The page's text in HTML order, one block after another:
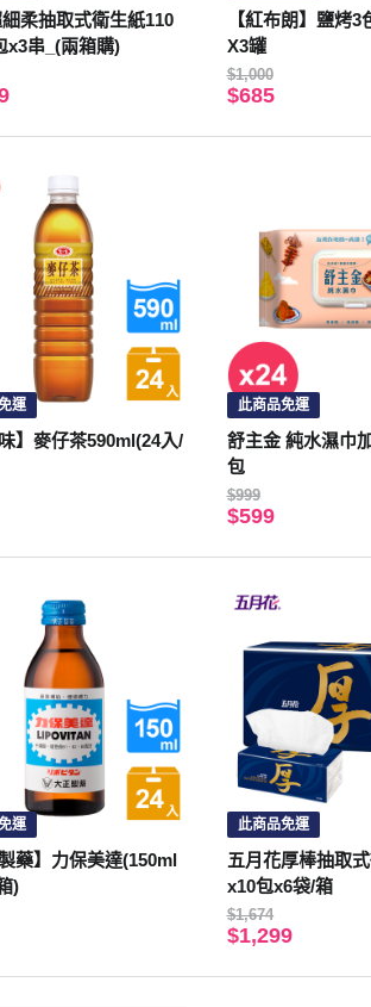
柔抽取式衛生紙110
x3串_(兩箱購)
【紅布朗】鹽烤3
X3罐
$1,000
$685
運
味】麥仔茶590ml(24入/
此商品免運
舒主金 純水濕巾
包
$999
$599
運
製藥】力保美達(150ml
)
此商品免運
五月花厚棒抽取
x10包x6袋/箱
$1,674
$1,299